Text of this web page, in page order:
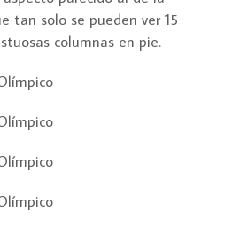
tan solo se pueden ver 15
columnas en pie.